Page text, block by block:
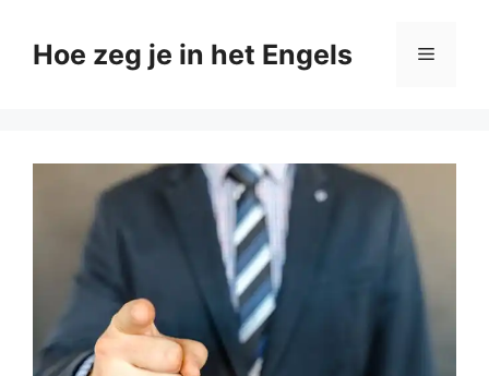
naarHoe zeg je in het Engels Menu